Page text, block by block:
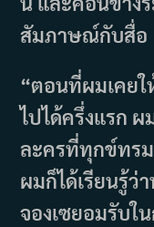
สัมภาษณ์กับสื่อ
“ตอนที่ผมเคย
ไปได้ครึ่งแรก
ละครที่ทุกข์ทร
ผมก็ได้เรียนรู้ว่
จองเซยอมรับใ